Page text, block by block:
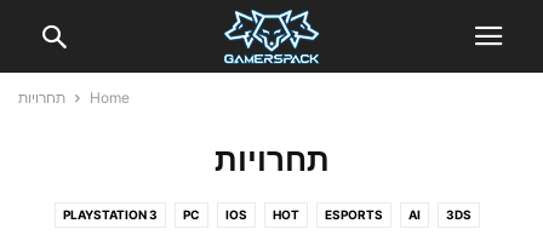
Home תחרויות
תחרויות
3DS
AI
ESPORTS
HOT
IOS
PC
PLAYSTATION 3